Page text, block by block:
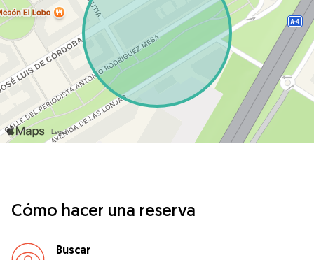
Cómo hacer una reserva
Buscar